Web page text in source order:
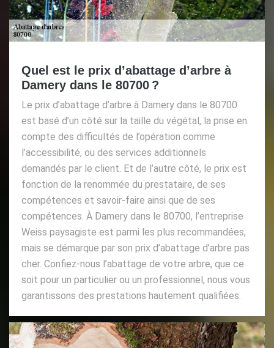
Quel est le prix d’abattage d’arbre à
Damery dans le 80700 ?
Le prix d’abattage d’arbre à Damery dans le 80700
est basé d’un côté sur la taille du végétal, la prise en
compte des difficultés de l’opération comme
l’accessibilité, ou des services additionnels
demandés par le client. Et de l’autre côté, le prix est
fonction de la renommée du prestataire, de ses
compétences et savoir-faire ainsi que de ses
compétences. À Damery dans le 80700, l’entreprise
Weiss paysagiste est parmi les plus recommandées,
mais se démarque par son prix d’abattage d’arbre pas
cher. Confiez-nous l’abattage de votre arbre, que ce
soit pour un particulier ou un professionnel, nous vous
garantissons des prestations hautement qualifiées.